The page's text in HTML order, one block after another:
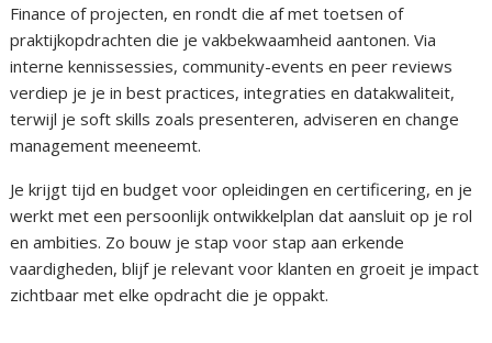
Finance of projecten, en rondt die af met toetsen of
praktijkopdrachten die je vakbekwaamheid aantonen. Via
interne kennissessies, community-events en peer reviews
verdiep je je in best practices, integraties en datakwaliteit,
terwijl je soft skills zoals presenteren, adviseren en change
management meeneemt.
Je krijgt tijd en budget voor opleidingen en certificering, en je
werkt met een persoonlijk ontwikkelplan dat aansluit op je rol
en ambities. Zo bouw je stap voor stap aan erkende
vaardigheden, blijf je relevant voor klanten en groeit je impact
zichtbaar met elke opdracht die je oppakt.